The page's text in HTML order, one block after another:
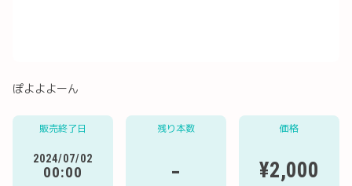
ぽよよよーん
販売終了日
2024/07/02
00:00
残り本数
-
価格
¥2,000
Twitter LINE Facebook